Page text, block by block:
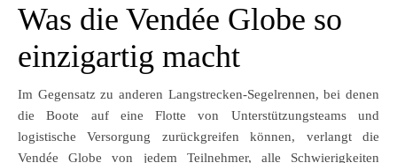
Was die Vendée Globe so
einzigartig macht
Im Gegensatz zu anderen Langstrecken-Segelrennen, bei denen
die Boote auf eine Flotte von Unterstützungsteams und
logistische Versorgung zurückgreifen können, verlangt die
Vendée Globe von jedem Teilnehmer, alle Schwierigkeiten